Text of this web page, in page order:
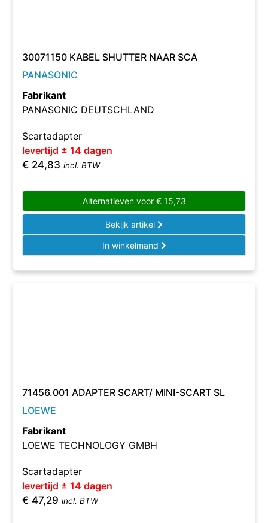
30071150 KABEL SHUTTER NAAR SCA
PANASONIC
Fabrikant
PANASONIC DEUTSCHLAND
Scartadapter
levertijd ± 14 dagen
€ 24,83 incl. BTW
Alternatieven voor €15,73
Bekijk artikel
In winkelmand
71456.001 ADAPTER SCART/ MINI-SCART SL
LOEWE
Fabrikant
LOEWE TECHNOLOGY GMBH
Scartadapter
levertijd ± 14 dagen
€ 47,29 incl. BTW